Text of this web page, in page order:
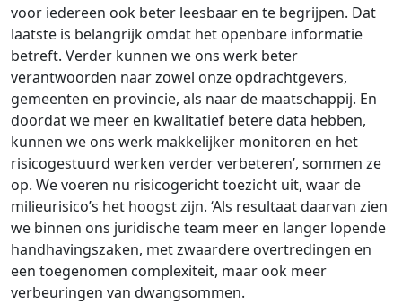
voor iedereen ook beter leesbaar en te begrijpen. Dat
laatste is belangrijk omdat het openbare informatie
betreft. Verder kunnen we ons werk beter
verantwoorden naar zowel onze opdrachtgevers,
gemeenten en provincie, als naar de maatschappij. En
doordat we meer en kwalitatief betere data hebben,
kunnen we ons werk makkelijker monitoren en het
risicogestuurd werken verder verbeteren’, sommen ze
op. We voeren nu risicogericht toezicht uit, waar de
milieurisico’s het hoogst zijn. ‘Als resultaat daarvan zien
we binnen ons juridische team meer en langer lopende
handhavingszaken, met zwaardere overtredingen en
een toegenomen complexiteit, maar ook meer
verbeuringen van dwangsommen.